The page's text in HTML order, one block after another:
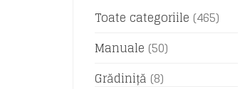
Toate categoriile (465)
Manuale (50)
Grădiniță (8)